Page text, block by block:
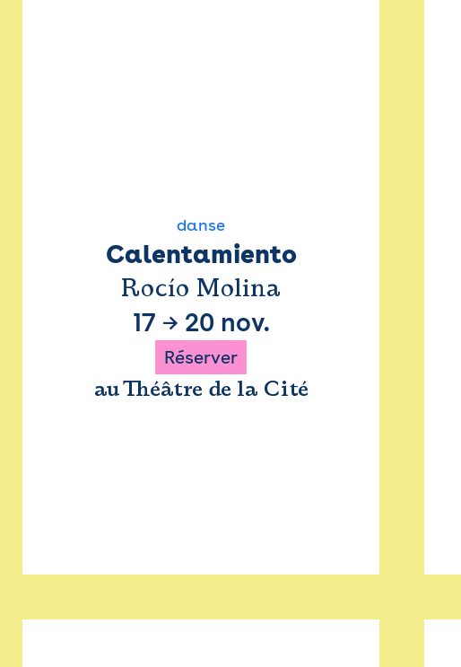
danse
Calentamiento
Rocío Molina
17 → 20 nov.
Réserver
au Théâtre de la Cité